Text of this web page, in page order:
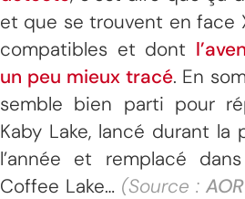
et que se trouvent en face
compatibles et dont
un peu mieux tracé. En
semble bien parti pour
Kaby Lake, lancé durant la
l’année et remplacé
Coffee Lake… (Source :